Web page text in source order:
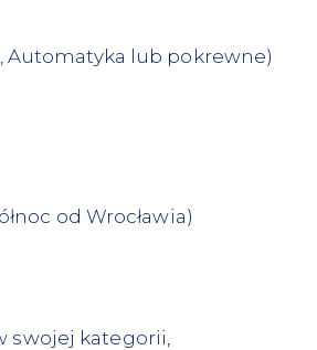
Automatyka lub pokrewne)
od Wrocławia)
swojej kategorii,